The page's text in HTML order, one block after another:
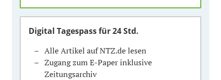
Digital Tagespassfür 24 Std.
Alle Artikel auf NTZ.de lesen
Zugang zum E-Paper inklusive
Zeitungsarchiv